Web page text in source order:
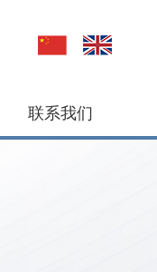
联系我们